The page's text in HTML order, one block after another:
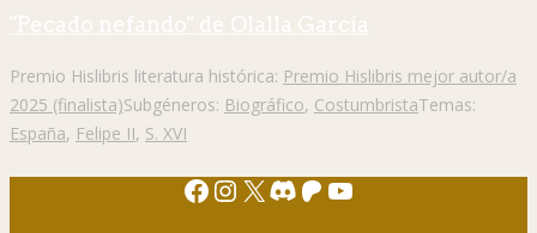
"Pecado nefando" de Olalla García
Premio Hislibris literatura histórica: Premio Hislibris mejor autor/a
2025 (finalista)Subgéneros: Biográfico, CostumbristaTemas:
España, Felipe II, S. XVI
Facebook
Instagram
X Discord
Patreon
YouTube